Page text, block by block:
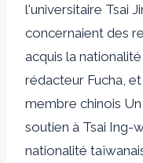
l'universitaire Tsai
concernaient des
acquis la
rédacteur Fucha, et
membre chinois
soutien à Tsai Ing-
nationalité